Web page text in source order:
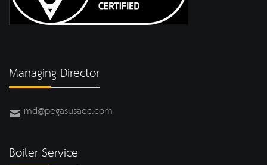
Managing Director
md@pegasusaec.com
Boiler Service